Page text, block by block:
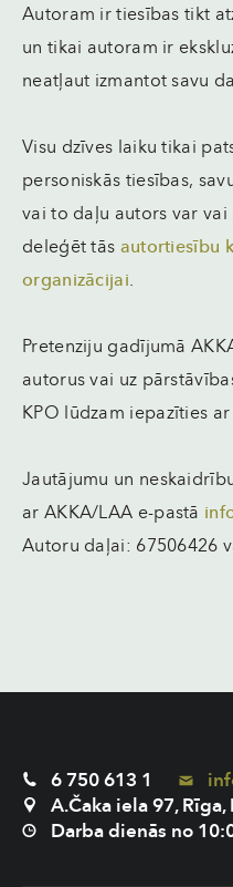
Autoram ir tiesības tikt
un tikai autoram ir
neatļaut izmantot savu
Visu dzīves laiku tikai
personiskās tiesības,
vai to daļu autors var
deleģēt tās autortiesību
organizācijai.
Pretenziju gadījumā
autorus vai uz
KPO lūdzam iepazīties ar
Jautājumu un
ar AKKA/LAA e-pastā
Autoru daļai: 67506426
6 750 613 1
A.Čaka iela 97, Rīga,
Darba dienās no